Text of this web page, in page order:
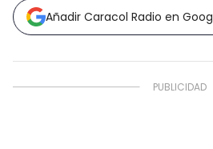
Añadir Caracol Radio en